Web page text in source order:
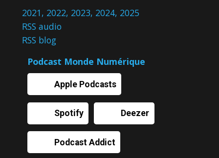
2021, 2022, 2023, 2024, 2025
RSS audio
RSS blog
Podcast Monde Numérique
Apple Podcasts
Spotify Deezer
Podcast Addict